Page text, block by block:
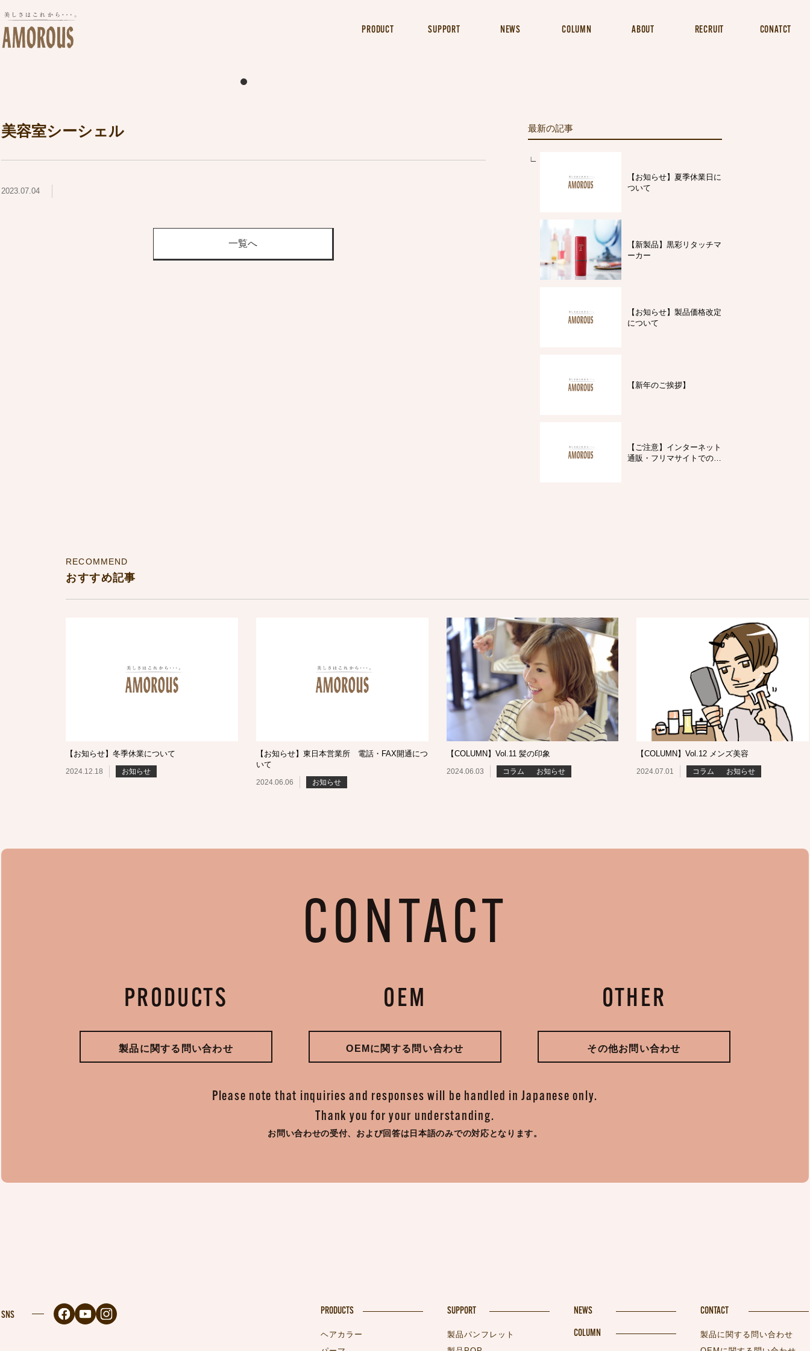
PRODUCT SUPPORT NEWS COLUMN ABOUT RECRUIT CONATCT
美容室シーシェル
2023.07.04
一覧へ
最新の記事
【お知らせ】夏季休業日に
ついて
【新製品】黒彩リタッチマ
ーカー
【お知らせ】製品価格改定
について
【新年のご挨拶】
【ご注意】インターネット
通販・フリマサイトでの製
RECOMMEND
おすすめ記事
【お知らせ】冬季休業について
2024.12.18 お知らせ
【お知らせ】東日本営業所 電話・FAX開通につ
いて
2024.06.06 お知らせ
【COLUMN】Vol.11 髪の印象
2024.06.03 コラム お知らせ
【COLUMN】Vol.12 メンズ美容
2024.07.01 コラム お知らせ
CONTACT
PRODUCTS
製品に関する問い合わせ
OEM
OEMに関する問い合わせ
OTHER
その他お問い合わせ
Please note that inquiries and responses will be handled in Japanese only.
Thank you for your understanding.
お問い合わせの受付、 および回答は日本語のみでの対応となります。
SNS PRODUCTS
ヘアカラー
SUPPORT
製品パンフレット
NEWS
COLUMN
CONTACT
製品に関する問い合わせ